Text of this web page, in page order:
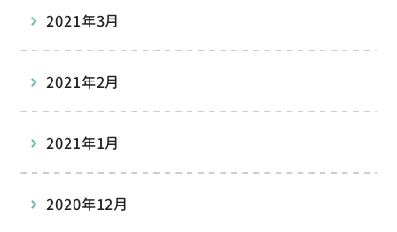
2021年3月
2021年2月
2021年1月
2020年12月